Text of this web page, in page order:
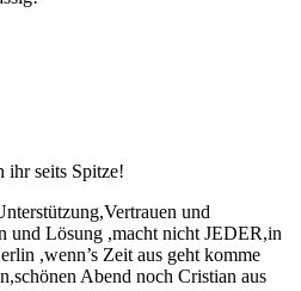
ihr seits Spitze!
und
und Lösung ,macht nicht JEDER,in
,wenn’s Zeit aus geht komme
Abend noch Cristian aus